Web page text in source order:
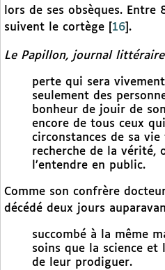
lors de ses obsèques.
suivent le cortège
16 .
Le Papillon, journal littéraire
perte qui sera
seulement des
bonheur de jouir de
encore de tous ceux
circonstances de sa
recherche de la vérité,
l’entendre en public.
Comme son confrère
décédé deux jours
succombé à la même
soins que la science et
de leur prodiguer.